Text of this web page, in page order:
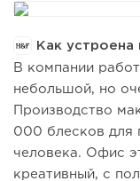
Как устроена
В компании
небольшой, но
Производство
000 блесков для
человека. Офис
креативный, с